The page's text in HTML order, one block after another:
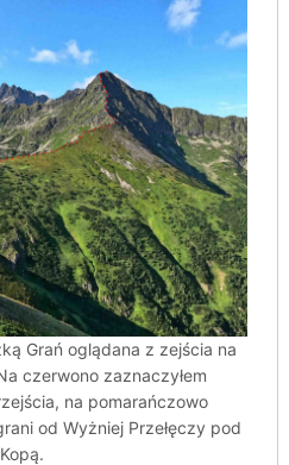
Grań oglądana z zejścia na
czerwono zaznaczyłem
na pomarańczowo
od Wyżniej Przełęczy pod
Kopą.